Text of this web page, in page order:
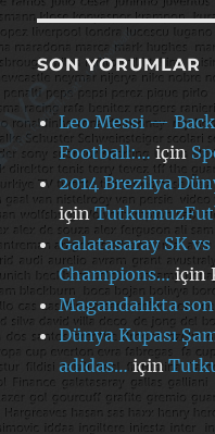
SON YORUMLAR
Leo Messi —
Football:… için
2014 Brezilya
için
Galatasaray SK
Champions…için
Magandalıkta
Dünya Kupası
adidas…için